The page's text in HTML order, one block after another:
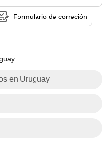
Formulario de correción
en Uruguay